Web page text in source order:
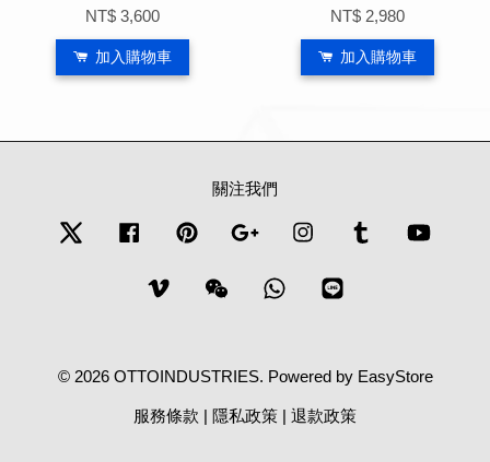
NT$ 3,600
加入購物車
NT$ 2,980
加入購物車
關注我們
Twitter Facebook Pinterest Google Instagram Tumblr
Vimeo Wechat Whatsapp
© 2026 OTTOINDUSTRIES. Powered by EasyStore
服務條款 | 隱私政策 | 退款政策